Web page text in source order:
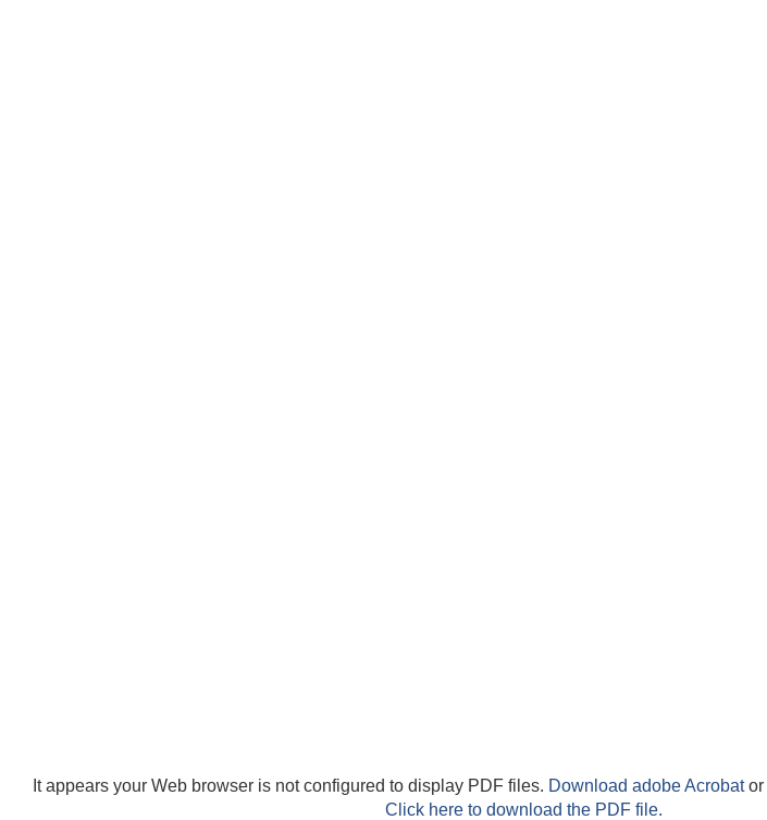
It appears your Web browser is not configured to display PDF files. Download adobe Acrobator
Click here to download the PDF file.